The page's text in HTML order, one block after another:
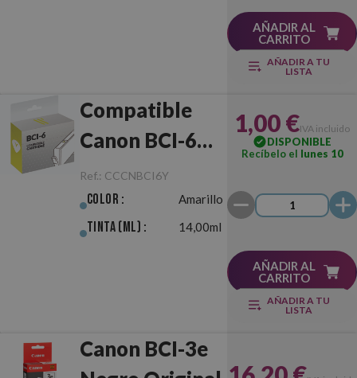
AÑADIR AL
CARRITO
AÑADIR A TU
LISTA
Compatible
Canon BCI-6
Amarillo
Ref.: CCCNBCI6Y
Color : Amarillo
Tinta (ml) : 14,00ml
1,00 €IVA incluido
DISPONIBLE
Recíbelo el lunes 10
AÑADIR AL
CARRITO
AÑADIR A TU
LISTA
Canon BCI-3e